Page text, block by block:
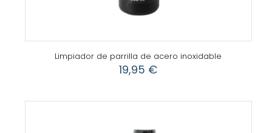
Limpiador de parrilla de acero inoxidable
19,95 €